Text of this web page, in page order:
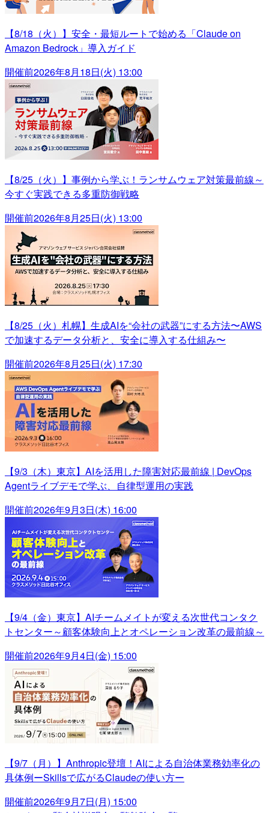
【8/18（火）】安全・最短ルートで始める「Claude on
Amazon Bedrock」導入ガイド
開催前2026年8月18日(火) 13:00
【8/25（火）】事例から学ぶ！ランサムウェア対策最前線～
今すぐ実践できる多重防御戦略
開催前2026年8月25日(火) 13:00
【8/25（火）札幌】生成AIを“会社の武器”にする方法〜AWS
で加速するデータ分析と、安全に導入する仕組み〜
開催前2026年8月25日(火) 17:30
【9/3（木）東京】AIを活用した障害対応最前線 | DevOps
Agentライブデモで学ぶ、自律型運用の実践
開催前2026年9月3日(木) 16:00
【9/4（金）東京】AIチームメイトが変える次世代コンタク
トセンター～顧客体験向上とオペレーション改革の最前線～
開催前2026年9月4日(金) 15:00
【9/7（月）】Anthropic登壇！AIによる自治体業務効率化の
具体例ーSkillsで広がるClaudeの使い方ー
開催前2026年9月7日(月) 15:00